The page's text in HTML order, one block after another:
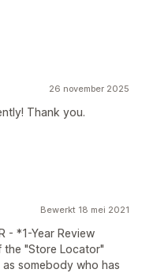
26 november 2025
Thank you.
Bewerkt 18 mei 2021
- *1-Year Review
"Store Locator"
somebody who has